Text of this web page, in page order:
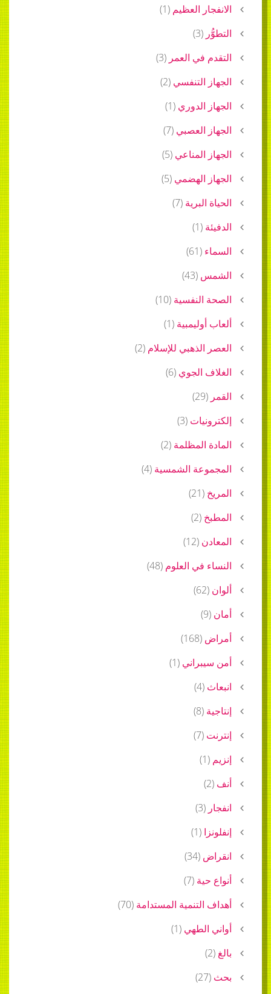
الانفجار العظيم (
1
)
التطوُّر (
3
)
التقدم في العمر (
3
)
الجهاز التنفسي (
2
)
الجهاز الدوري (
1
)
الجهاز العصبي (
7
)
الجهاز المناعي (
5
)
الجهاز الهضمي (
5
)
الحياة البرية (
7
)
الدفيئة (
1
)
السماء (
61
)
الشمس (
43
)
الصحة النفسية (
10
)
ألعاب أوليمبية (
1
)
العصر الذهبي للإسلام (
2
)
الغلاف الجوي (
6
)
القمر (
29
)
إلكترونيات (
3
)
المادة المظلمة (
2
)
المجموعة الشمسية (
4
)
المريخ (
21
)
المطبخ (
2
)
المعادن (
12
)
النساء في العلوم (
48
)
ألوان (
62
)
أمان (
9
)
أمراض (
168
)
أمن سيبراني (
1
)
انبعاث (
4
)
إنتاجية (
8
)
إنترنت (
7
)
إنزيم (
1
)
أنف (
2
)
انفجار (
3
)
إنفلونزا (
1
)
انقراض (
34
)
أنواع حية (
7
)
أهداف التنمية المستدامة (
70
)
أواني الطهي (
1
)
بالغ (
2
)
بحث (
27
)